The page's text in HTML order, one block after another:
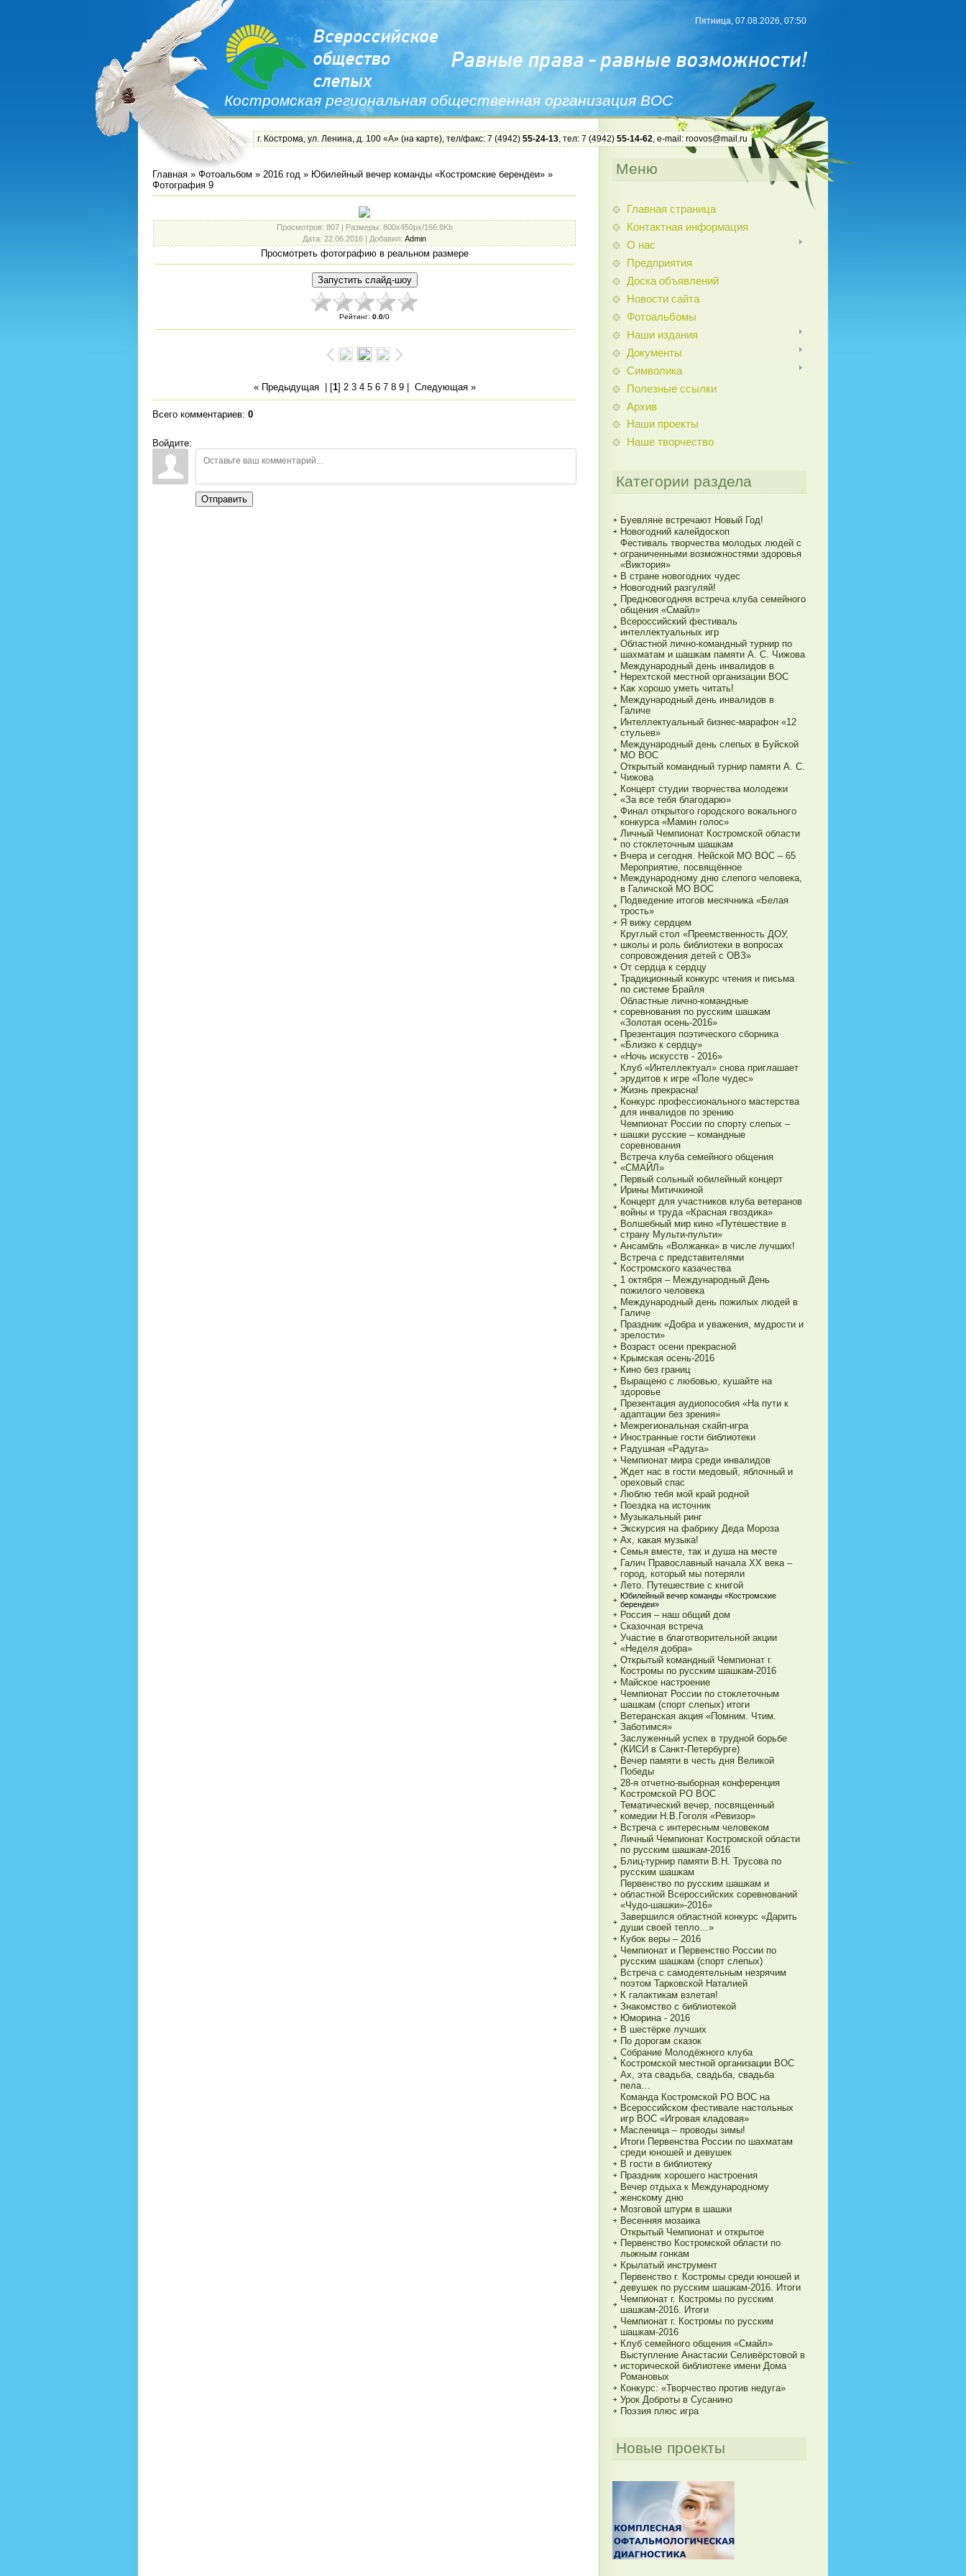
Костромская региональная общественная организация ВОС
Пятница, 07.08.2026, 07:50
г. Кострома, ул. Ленина, д. 100 «А» (на карте), тел/факс: 7 (4942) 55-24-13, тел: 7 (4942) 55-14-62, e-mail: roovos@mail.ru
Главная » Фотоальбом » 2016 год » Юбилейный вечер команды «Костромские берендеи» »
Фотография 9
Просмотров: 807 | Размеры: 800x450px/166.8Kb
Дата: 22.06.2016 | Добавил: Admin
Просмотреть фотографию в реальном размере
Рейтинг: 0.0/0
« Предыдущая| [1] 2 3 4 5 6 7 8 9| Следующая »
Всего комментариев: 0
Войдите:
Отправить
Меню
Главная страница
Контактная информация
О нас
Предприятия
Доска объявлений
Новости сайта
Фотоальбомы
Наши издания
Документы
Символика
Полезные ссылки
Архив
Наши проекты
Наше творчество
Категории раздела
Буевляне встречают Новый Год!
Новогодний калейдоскоп
Фестиваль творчества молодых людей с
ограниченными возможностями здоровья
«Виктория»
В стране новогодних чудес
Новогодний разгуляй!
Предновогодняя встреча клуба семейного
общения «Смайл»
Всероссийский фестиваль
интеллектуальных игр
Областной лично-командный турнир по
шахматам и шашкам памяти А. С. Чижова
Международный день инвалидов в
Нерехтской местной организации ВОС
Как хорошо уметь читать!
Международный день инвалидов в
Галиче
Интеллектуальный бизнес-марафон «12
стульев»
Международный день слепых в Буйской
МО ВОС
Открытый командный турнир памяти А. С.
Чижова
Концерт студии творчества молодежи
«За все тебя благодарю»
Финал открытого городского вокального
конкурса «Мамин голос»
Личный Чемпионат Костромской области
по стоклеточным шашкам
Вчера и сегодня. Нейской МО ВОС – 65
Мероприятие, посвящённое
Международному дню слепого человека,
в Галичской МО ВОС
Подведение итогов месячника «Белая
трость»
Я вижу сердцем
Круглый стол «Преемственность ДОУ,
школы и роль библиотеки в вопросах
сопровождения детей с ОВЗ»
От сердца к сердцу
Традиционный конкурс чтения и письма
по системе Брайля
Областные лично-командные
соревнования по русским шашкам
«Золотая осень-2016»
Презентация поэтического сборника
«Близко к сердцу»
«Ночь искусств - 2016»
Клуб «Интеллектуал» снова приглашает
эрудитов к игре «Поле чудес»
Жизнь прекрасна!
Конкурс профессионального мастерства
для инвалидов по зрению
Чемпионат России по спорту слепых –
шашки русские – командные
соревнования
Встреча клуба семейного общения
«СМАЙЛ»
Первый сольный юбилейный концерт
Ирины Митичкиной
Концерт для участников клуба ветеранов
войны и труда «Красная гвоздика»
Волшебный мир кино «Путешествие в
страну Мульти-пульти»
Ансамбль «Волжанка» в числе лучших!
Встреча с представителями
Костромского казачества
1 октября – Международный День
пожилого человека
Международный день пожилых людей в
Галиче
Праздник «Добра и уважения, мудрости и
зрелости»
Возраст осени прекрасной
Крымская осень-2016
Кино без границ
Выращено с любовью, кушайте на
здоровье
Презентация аудиопособия «На пути к
адаптации без зрения»
Межрегиональная скайп-игра
Иностранные гости библиотеки
Радушная «Радуга»
Чемпионат мира среди инвалидов
Ждет нас в гости медовый, яблочный и
ореховый спас
Люблю тебя мой край родной
Поездка на источник
Музыкальный ринг
Экскурсия на фабрику Деда Мороза
Ах, какая музыка!
Семья вместе, так и душа на месте
Галич Православный начала ХХ века –
город, который мы потеряли
Лето. Путешествие с книгой
Юбилейный вечер команды «Костромские
берендеи»
Россия – наш общий дом
Сказочная встреча
Участие в благотворительной акции
«Неделя добра»
Открытый командный Чемпионат г.
Костромы по русским шашкам-2016
Майское настроение
Чемпионат России по стоклеточным
шашкам (спорт слепых) итоги
Ветеранская акция «Помним. Чтим.
Заботимся»
Заслуженный успех в трудной борьбе
(КИСИ в Санкт-Петербурге)
Вечер памяти в честь дня Великой
Победы
28-я отчетно-выборная конференция
Костромской РО ВОС
Тематический вечер, посвященный
комедии Н.В.Гоголя «Ревизор»
Встреча с интересным человеком
Личный Чемпионат Костромской области
по русским шашкам-2016
Блиц-турнир памяти В.Н. Трусова по
русским шашкам
Первенство по русским шашкам и
областной Всероссийских соревнований
«Чудо-шашки»-2016»
Завершился областной конкурс «Дарить
души своей тепло…»
Кубок веры – 2016
Чемпионат и Первенство России по
русским шашкам (спорт слепых)
Встреча с самодеятельным незрячим
поэтом Тарковской Наталией
К галактикам взлетая!
Знакомство с библиотекой
Юморина - 2016
В шестёрке лучших
По дорогам сказок
Собрание Молодёжного клуба
Костромской местной организации ВОС
Ах, эта свадьба, свадьба, свадьба
пела…
Команда Костромской РО ВОС на
Всероссийском фестивале настольных
игр ВОС «Игровая кладовая»
Масленица – проводы зимы!
Итоги Первенства России по шахматам
среди юношей и девушек
В гости в библиотеку
Праздник хорошего настроения
Вечер отдыха к Международному
женскому дню
Мозговой штурм в шашки
Весенняя мозаика
Открытый Чемпионат и открытое
Первенство Костромской области по
лыжным гонкам
Крылатый инструмент
Первенство г. Костромы среди юношей и
девушек по русским шашкам-2016. Итоги
Чемпионат г. Костромы по русским
шашкам-2016. Итоги
Чемпионат г. Костромы по русским
шашкам-2016
Клуб семейного общения «Смайл»
Выступление Анастасии Селивёрстовой в
исторической библиотеке имени Дома
Романовых
Конкурс: «Творчество против недуга»
Урок Доброты в Сусанино
Поэзия плюс игра
Новые проекты